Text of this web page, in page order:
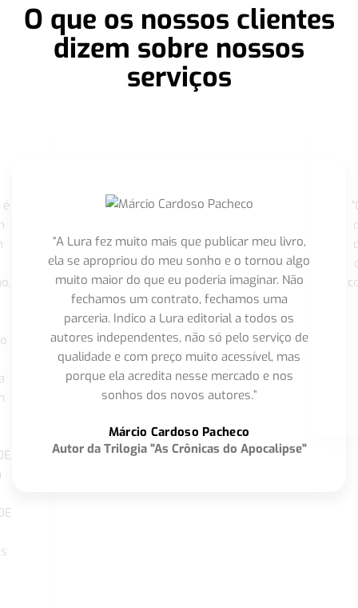
O que os nossos clientes
dizem sobre nossos
serviços
“A Lura fez muito mais que publicar meu livro,
ela se apropriou do meu sonho e o tornou algo
muito maior do que eu poderia imaginar. Não
fechamos um contrato, fechamos uma
parceria. Indico a Lura editorial a todos os
autores independentes, não só pelo serviço de
qualidade e com preço muito acessível, mas
porque ela acredita nesse mercado e nos
sonhos dos novos autores.”
Márcio Cardoso Pacheco
Autor da Trilogia "As Crônicas do Apocalipse"